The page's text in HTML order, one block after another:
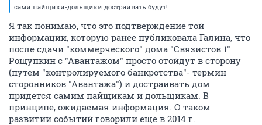
сами пайщики-дольщики достраивать будут!
Я так понимаю, что это подтверждение той
информации, которую ранее публиковала Галина, что
после сдачи "коммерческого" дома "Связистов 1"
Рощупкин с "Авантажом" просто отойдут в сторону
(путем "контролируемого банкротства"- термин
сторонников "Авантажа") и достраивать дом
придется самим пайщикам и дольщикам. В
принципе, ожидаемая информация. О таком
развитии событий говорили еще в 2014 г.